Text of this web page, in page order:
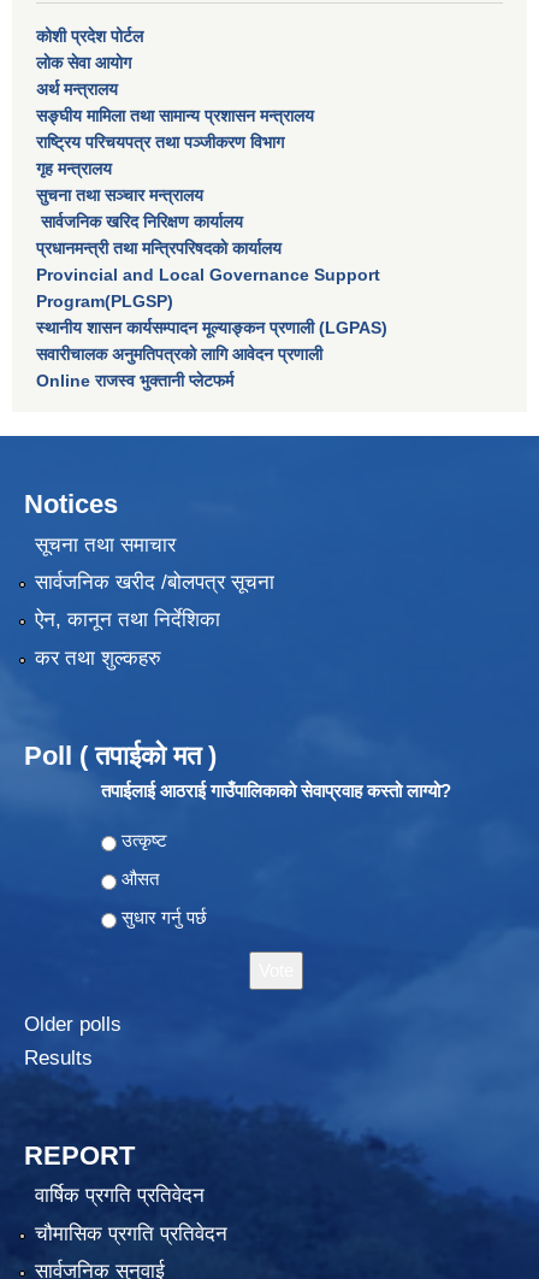
कोशी प्रदेश पोर्टल
लाेक सेवा आयाेग
अर्थ मन्त्रालय
सङ्घीय मामिला तथा सामान्य प्रशासन मन्त्रालय
राष्‍ट्रिय परिचयपत्र तथा पञ्‍जीकरण विभाग
गृह मन्त्रालय
सुचना तथा सञ्चार मन्त्रालय
सार्वजनिक खरिद निरिक्षण कार्यालय
प्रधानमन्त्री तथा मन्त्रिपरिषदकाे कार्यालय
Provincial and Local Governance Support
Program(PLGSP)
स्थानीय शासन कार्यसम्पादन मूल्याङ्कन प्रणाली (LGPAS)
सवारीचालक अनुमतिपत्रको लागि आवेदन प्रणाली
Online राजस्व भुक्तानी प्लेटफर्म
Notices
सूचना तथा समाचार
सार्वजनिक खरीद /बोलपत्र सूचना
ऐन, कानून तथा निर्देशिका
कर तथा शुल्कहरु
Poll ( तपाईको मत )
तपाईलाई आठराई गाउँपालिकाको सेवाप्रवाह कस्तो लाग्यो?
Choices
उत्कृष्ट
औसत
सुधार गर्नु पर्छ
Older polls
Results
REPORT
वार्षिक प्रगति प्रतिवेदन
चौमासिक प्रगति प्रतिवेदन
सार्वजनिक सुनुवाई